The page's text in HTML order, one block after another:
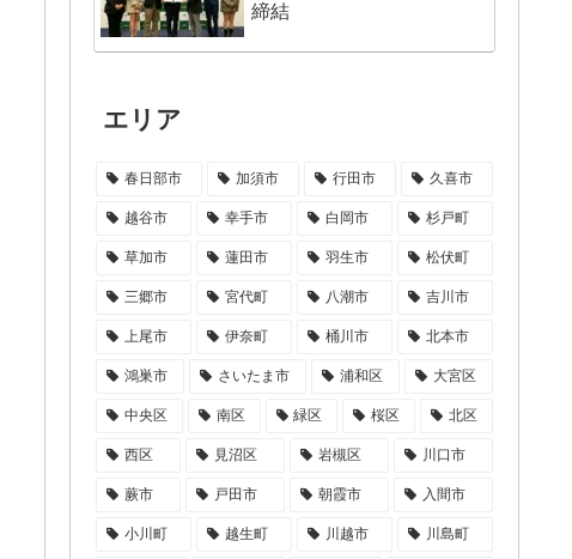
締結
エリア
春日部市 加須市 行田市 久喜市
越谷市 幸手市 白岡市 杉戸町
草加市 蓮田市 羽生市 松伏町
三郷市 宮代町 八潮市 吉川市
上尾市 伊奈町 桶川市 北本市
鴻巣市 さいたま市 浦和区 大宮区
中央区 南区 緑区 桜区 北区
西区 見沼区 岩槻区 川口市
蕨市 戸田市 朝霞市 入間市
小川町 越生町 川越市 川島町